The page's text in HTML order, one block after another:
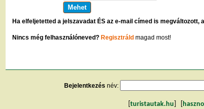
Ha elfeljetetted a jelszavadat ÉS az e-mail címed is
Nincs még felhasználóneved? Regisztráld magad most!
Bejelentkezés név:
turistautak.hu